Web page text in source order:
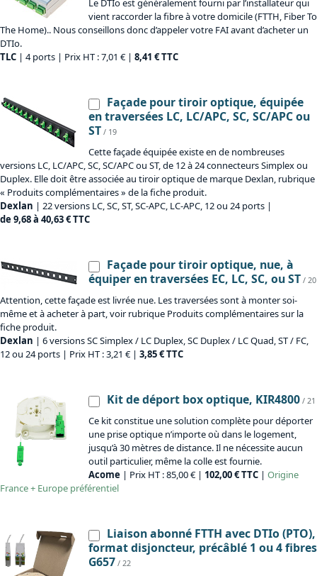
Le DTIo est généralement fourni par l’installateur qui
vient raccorder la fibre à votre domicile (FTTH, Fiber To
The Home).. Nous conseillons donc d’appeler votre FAI avant d’acheter un
DTIo.
TLC | 4 ports | Prix HT : 7,01 € | 8,41 € TTC
Façade pour tiroir optique, équipée
en traversées LC, LC/APC, SC, SC/APC ou
ST / 19
Cette façade équipée existe en de nombreuses
versions LC, LC/APC, SC, SC/APC ou ST, de 12 à 24 connecteurs Simplex ou
Duplex. Elle doit être associée au tiroir optique de marque Dexlan, rubrique
« Produits complémentaires » de la fiche produit.
Dexlan | 22 versions LC, SC, ST, SC-APC, LC-APC, 12 ou 24 ports |
de 9,68 à 40,63 € TTC
Façade pour tiroir optique, nue, à
équiper en traversées EC, LC, SC, ou ST / 20
Attention, cette façade est livrée nue. Les traversées sont à monter soi-
même et à acheter à part, voir rubrique Produits complémentaires sur la
fiche produit.
Dexlan | 6 versions SC Simplex / LC Duplex, SC Duplex / LC Quad, ST / FC,
12 ou 24 ports | Prix HT : 3,21 € | 3,85 € TTC
Kit de déport box optique, KIR4800 / 21
Ce kit constitue une solution complète pour déporter
une prise optique n’importe où dans le logement,
jusqu’à 30 mètres de distance. Il ne nécessite aucun
outil particulier, même la colle est fournie.
Acome | Prix HT : 85,00 € | 102,00 € TTC | Origine
France + Europe préférentiel
Liaison abonné FTTH avec DTIo (PTO),
format disjoncteur, précâblé 1 ou 4 fibres
G657 / 22